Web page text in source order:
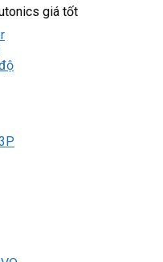
giá tốt